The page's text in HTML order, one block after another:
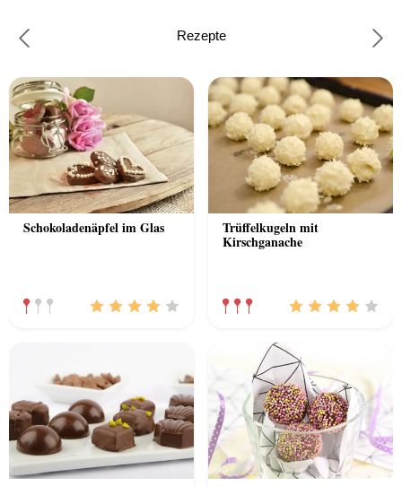
Rezepte
Schokoladenäpfel im Glas Trüffelkugeln mit
Kirschganache